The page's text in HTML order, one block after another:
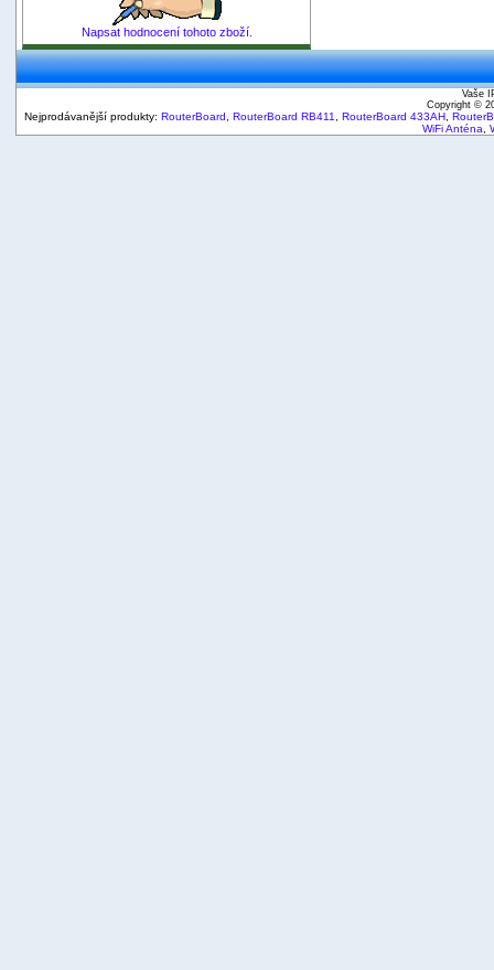
Napsat hodnocení tohoto zboží.
Vaše
Copyright ©
Nejprodávanější produkty: RouterBoard RouterBoard RB411 RouterBoard 433AH
WiFi Anténa